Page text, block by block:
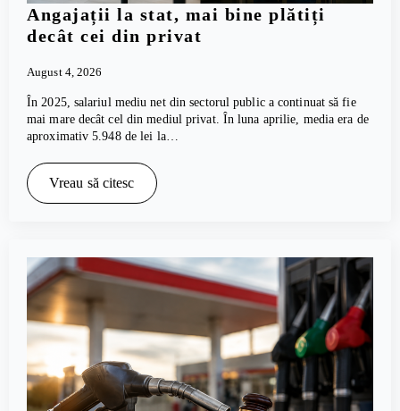
Angajații la stat, mai bine plătiți
decât cei din privat
August 4, 2026
În 2025, salariul mediu net din sectorul public a continuat să fie
mai mare decât cel din mediul privat. În luna aprilie, media era de
aproximativ 5.948 de lei la…
Vreau să citesc